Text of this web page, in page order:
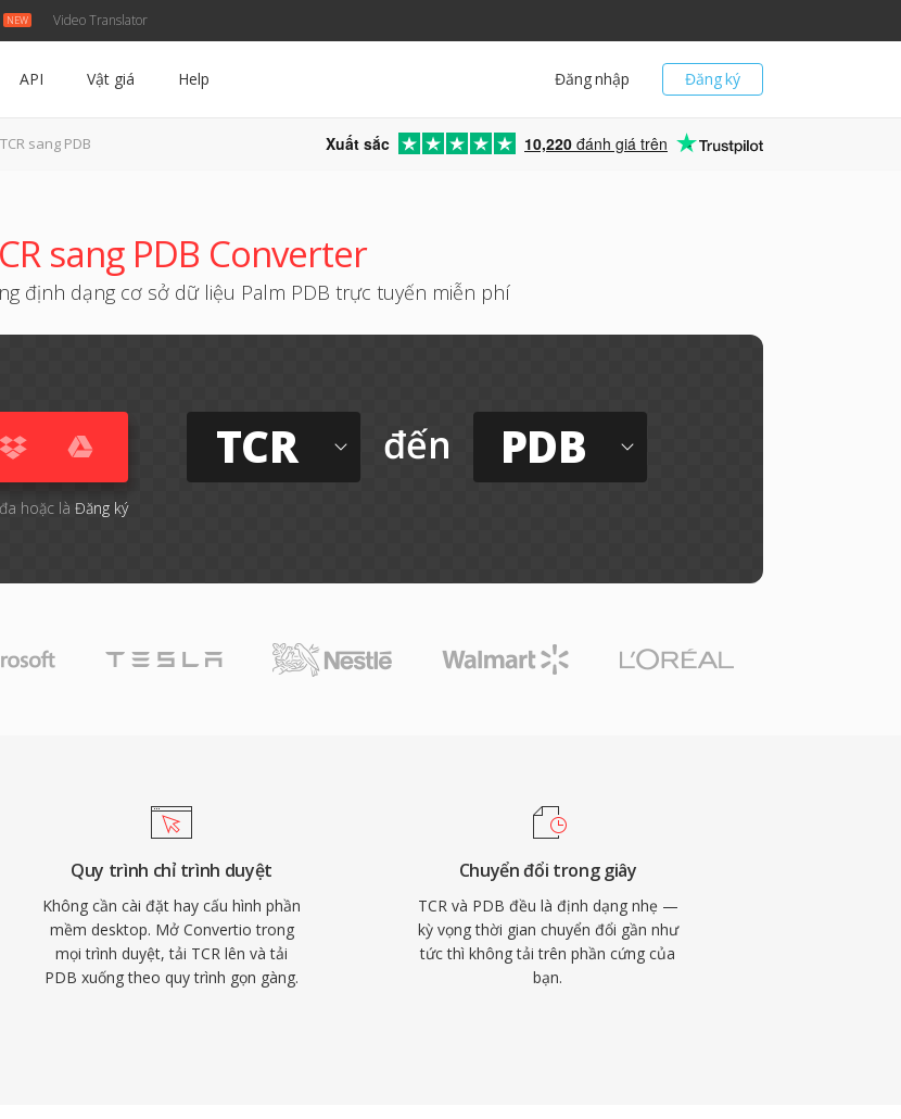
Video Translator
Đăng ký
Đăng nhập
API Vật giá Help
TCR sang PDB Xuất sắc 10,220 đánh giá trên
sang PDB Converter
định dạng cơ sở dữ liệu Palm PDB trực tuyến miễn phí
hoặc là Đăng ký
TCR đến PDB
Quy trình chỉ trình duyệt
Không cần cài đặt hay cấu hình phần
mềm desktop. Mở Convertio trong
mọi trình duyệt, tải TCR lên và tải
PDB xuống theo quy trình gọn gàng.
Chuyển đổi trong giây
TCR và PDB đều là định dạng nhẹ —
kỳ vọng thời gian chuyển đổi gần như
tức thì không tải trên phần cứng của
bạn.